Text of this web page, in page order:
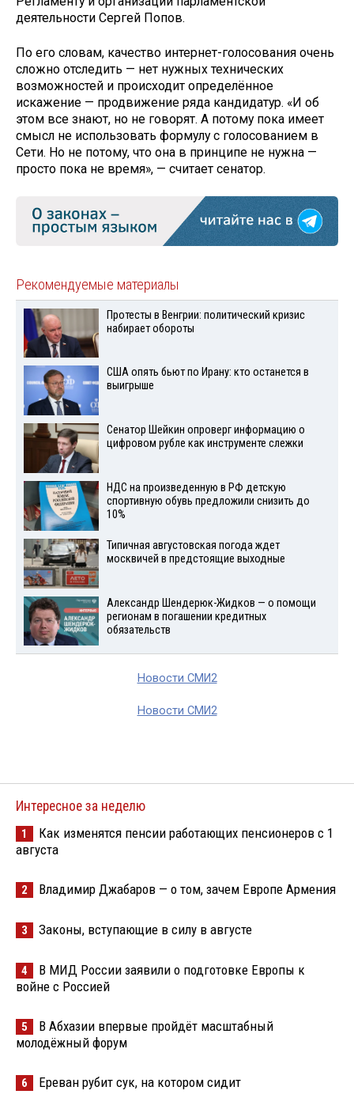
деятельности Сергей Попов.
По его словам, качество интернет-голосования очень
сложно отследить — нет нужных технических
возможностей и происходит определённое
искажение — продвижение ряда кандидатур. «И об
этом все знают, но не говорят. А потому пока имеет
смысл не использовать формулу с голосованием в
Сети. Но не потому, что она в принципе не нужна —
просто пока не время», — считает сенатор.
Рекомендуемые материалы
Протесты в Венгрии: политический кризис
набирает обороты
США опять бьют по Ирану: кто останется в
выигрыше
Сенатор Шейкин опроверг информацию о
цифровом рубле как инструменте слежки
НДС на произведенную в РФ детскую
спортивную обувь предложили снизить до
10%
Типичная августовская погода ждет
москвичей в предстоящие выходные
Александр Шендерюк-Жидков — о помощи
регионам в погашении кредитных
обязательств
Новости СМИ2
Новости СМИ2
Интересное за неделю
1
Как изменятся пенсии работающих пенсионеров с 1
августа
2 Владимир Джабаров — о том, зачем Европе Армения
3 Законы, вступающие в силу в августе
4
В МИД России заявили о подготовке Европы к
войне с Россией
5
В Абхазии впервые пройдёт масштабный
молодёжный форум
6 Ереван рубит сук, на котором сидит